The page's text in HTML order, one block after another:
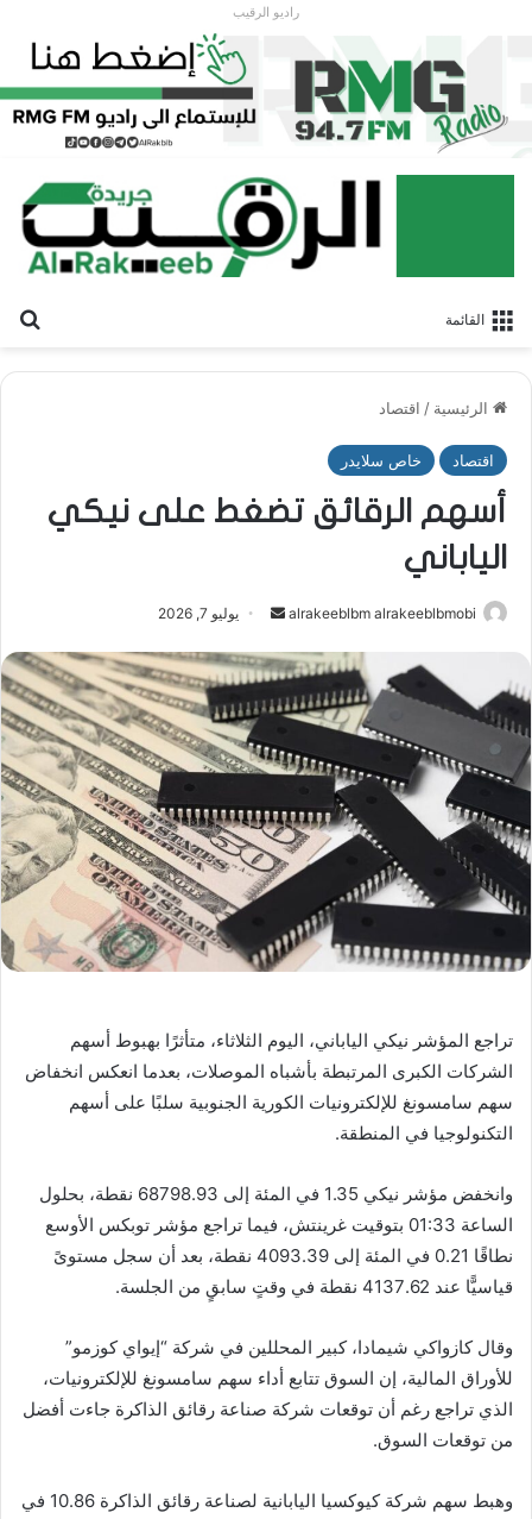
راديو الرقيب
القائمة
الرئيسية / اقتصاد
اقتصاد خاص سلايدر
أسهم الرقائق تضغط على نيكي
الياباني
alrakeeblbm alrakeeblbmobi
أرسل
إلكترونيا
يوليو 7, 2026
تراجع المؤشر نيكي الياباني، اليوم الثلاثاء، متأثرًا بهبوط أسهم
الشركات الكبرى المرتبطة بأشباه الموصلات، بعدما انعكس انخفاض
سهم سامسونغ للإلكترونيات الكورية الجنوبية سلبًا على أسهم
التكنولوجيا في المنطقة.
وانخفض مؤشر نيكي 1.35 في المئة إلى 68798.93 نقطة، بحلول
الساعة 01:33 بتوقيت غرينتش، فيما تراجع مؤشر توبكس الأوسع
نطاقًا 0.21 في المئة إلى 4093.39 نقطة، بعد أن سجل مستوىً
قياسيًّا عند 4137.62 نقطة في وقتٍ سابقٍ من الجلسة.
وقال كازواكي شيمادا، كبير المحللين في شركة “إيواي كوزمو”
للأوراق المالية، إن السوق تتابع أداء سهم سامسونغ للإلكترونيات،
الذي تراجع رغم أن توقعات شركة صناعة رقائق الذاكرة جاءت أفضل
من توقعات السوق.
وهبط سهم شركة كيوكسيا اليابانية لصناعة رقائق الذاكرة 10.86 في